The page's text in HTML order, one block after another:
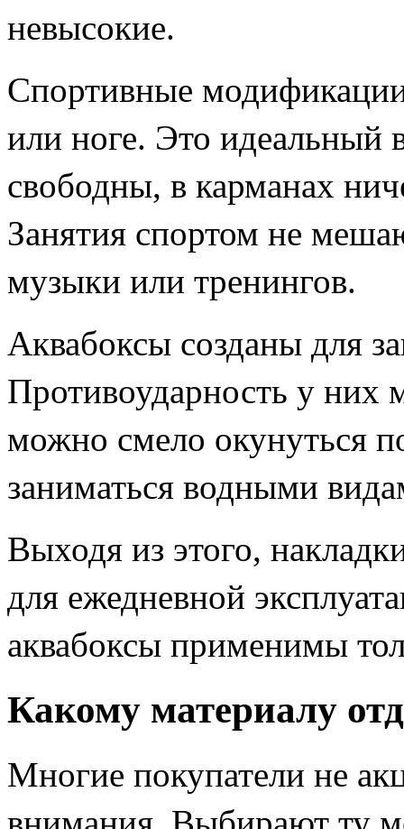
невысокие.
Спортивные
или ноге. Это идеальный
свободны, в карманах
Занятия спортом не
музыки или тренингов.
Аквабоксы созданы для
Противоударность у них
можно смело окунуться
заниматься водными
Выходя из этого,
для ежедневной
аквабоксы применимы
Какому материалу
Многие покупатели не